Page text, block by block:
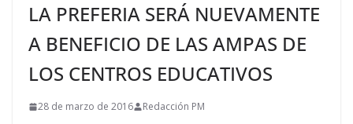
LA PREFERIA SERÁ NUEVAMENTE
A BENEFICIO DE LAS AMPAS DE
LOS CENTROS EDUCATIVOS
28 de marzo de 2016 Redacción PM